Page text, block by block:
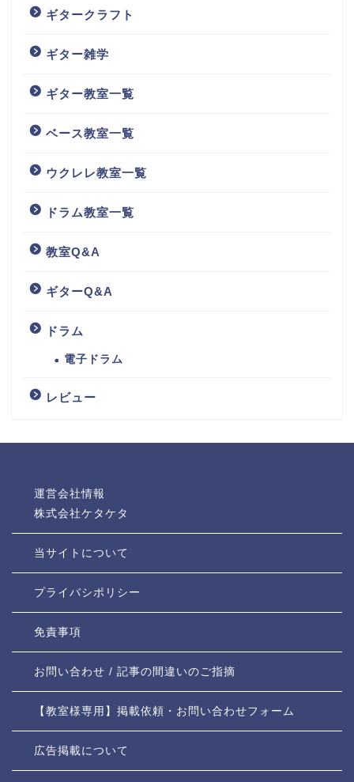
ギタークラフト
ギター雑学
ギター教室一覧
ベース教室一覧
ウクレレ教室一覧
ドラム教室一覧
教室Q&A
ギターQ&A
ドラム
電子ドラム
レビュー
運営会社情報
株式会社ケタケタ
当サイトについて
プライバシポリシー
免責事項
お問い合わせ / 記事の間違いのご指摘
【教室様専用】掲載依頼・お問い合わせフォーム
広告掲載について